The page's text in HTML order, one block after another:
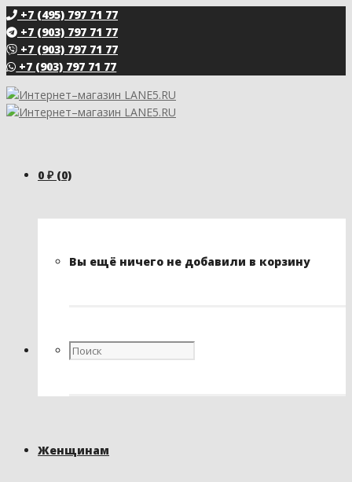
+7 (495) 797 71 77
+7 (903) 797 71 77
+7 (903) 797 71 77
+7 (903) 797 71 77
0 ₽(0)
Вы ещё ничего не добавили в корзину
Женщинам